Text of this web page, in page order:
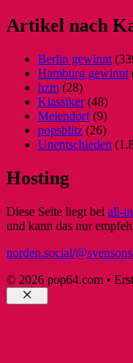
Artikel nach
Berlin gewinnt
Hamburg gewinnt
hzm (28)
Klassiker(48)
Meiendorf(9)
popsblitz (26)
Unentschieden
Hosting
Diese Seite liegt bei all-
und kann das nur
norden.social/
© 2026 pop64.com •
Schließen